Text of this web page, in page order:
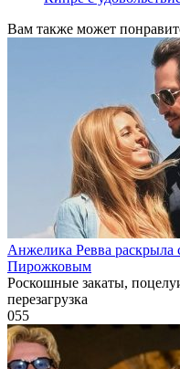
Вам также может
Анжелика Ревва раскрыла
Пирожковым
Роскошные закаты,
перезагрузка
055